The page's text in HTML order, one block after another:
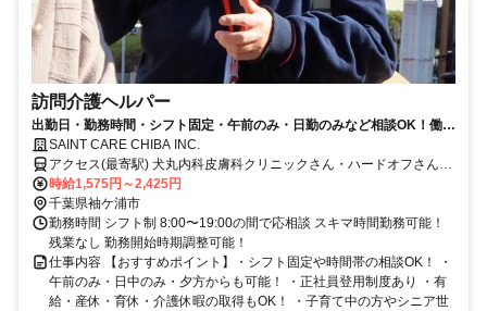
訪問介護ヘルパー
出勤日・勤務時間・シフト固定・午前のみ・日勤のみなど相談OK！働き
方に柔軟な職場です！
SAINT CARE CHIBA INC.
アクセス(最寄駅) 犬丸内科皮膚科クリニックさん・ハードオフさん通
り 長浦駅より約900ｍ 《自動車通勤可/駐車場完備》 ＜受付窓口＞セ
ントケア千葉株式会社 千葉県千葉市中央区新町1-17 JPR千葉ビル
12F
時給1,575円～2,425円
千葉県袖ケ浦市
勤務時間 シフト制 8:00〜19:00の間で応相談 スキマ時間勤務可能！
残業なし 勤務開始時期調整可能！
仕事内容 【おすすめポイント】・シフト固定や時間帯の相談OK！ ・
午前のみ・日中のみ・夕方からも可能！ ・正社員登用制度あり ・有
給・産休・育休・介護休暇の取得もOK！ ・子育て中の方やシニア世